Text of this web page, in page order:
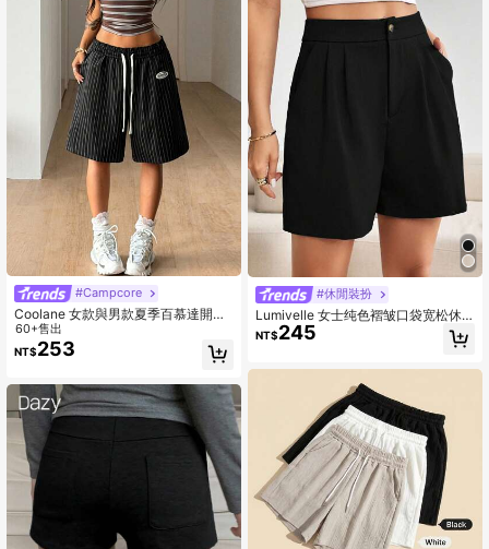
#Campcore
Coolane 女款與男款夏季百慕達開襠
褲
60+售出
NT$253
#休閒裝扮
Lumivelle 女士纯色褶皱口袋宽松休
闲短裤
NT$245